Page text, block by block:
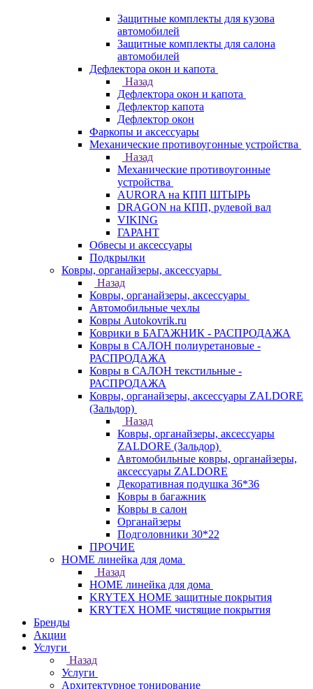
Защитные комплекты для кузова
автомобилей
Защитные комплекты для салона
автомобилей
Дефлектора окон и капота
Назад
Дефлектора окон и капота
Дефлектор капота
Дефлектор окон
Фаркопы и аксессуары
Механические противоугонные устройства
Назад
Механические противоугонные
устройства
AURORA на КПП ШТЫРЬ
DRAGON на КПП, рулевой вал
VIKING
ГАРАНТ
Обвесы и аксессуары
Подкрылки
Ковры, органайзеры, аксессуары
Назад
Ковры, органайзеры, аксессуары
Автомобильные чехлы
Ковры Autokovrik.ru
Коврики в БАГАЖНИК - РАСПРОДАЖА
Ковры в САЛОН полиуретановые -
РАСПРОДАЖА
Ковры в САЛОН текстильные -
РАСПРОДАЖА
Ковры, органайзеры, аксессуары ZALDORE
(Зальдор)
Назад
Ковры, органайзеры, аксессуары
ZALDORE (Зальдор)
Автомобильные ковры, органайзеры,
аксессуары ZALDORE
Декоративная подушка 36*36
Ковры в багажник
Ковры в салон
Органайзеры
Подголовники 30*22
ПРОЧИЕ
HOME линейка для дома
Назад
HOME линейка для дома
KRYTEX HOME защитные покрытия
KRYTEX HOME чистящие покрытия
Бренды
Акции
Услуги
Назад
Услуги
Архитектурное тонирование